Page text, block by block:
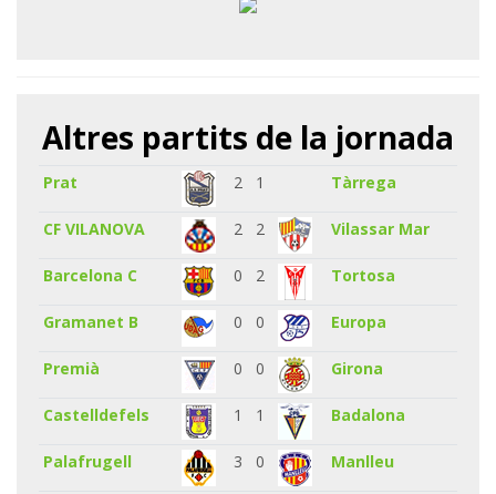
Altres partits de la jornada
Prat 2 1 Tàrrega
CF VILANOVA 2 2 Vilassar Mar
Barcelona C 0 2 Tortosa
Gramanet B 0 0 Europa
Premià 0 0 Girona
Castelldefels 1 1 Badalona
Palafrugell 3 0 Manlleu